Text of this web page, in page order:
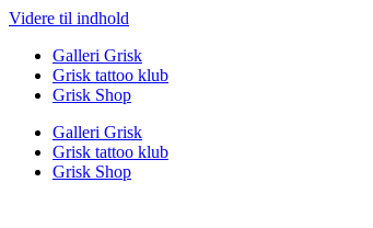
Videre til indhold
Galleri Grisk
Grisk tattoo klub
Grisk Shop
Galleri Grisk
Grisk tattoo klub
Grisk Shop